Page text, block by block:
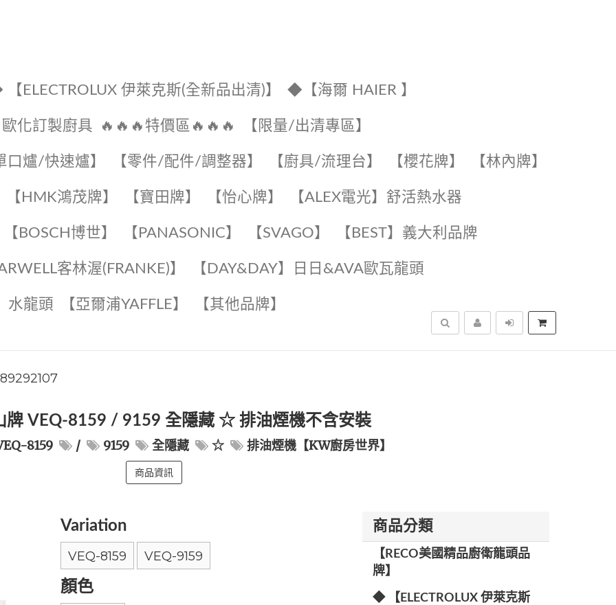
ELECTROLUX 伊萊克斯(全新品出清)】 ◆【海爾 HAIER 】
化訂製廚具 🔥🔥🔥特價區🔥🔥🔥 【限量/出清專區】
口爐/快速爐】 【零件/配件/調整器】 【廚具/流理台】 【櫻花牌】 【林內牌】
【HMK鴻茂牌】 【寶田牌】 ️【怡心牌】️ ️️【ALEX電光】舒活熱水器️️
【BOSCH博世】 ️【PANASONIC】️ ️【SVAGO】️ ️【BEST】️義大利品牌
客林渥(FRANKE)】️ ️【DAY&DAY】️日日&AVA歐瓦龍頭
水龍頭️ 【亞爾浦YAFFLE】 ️【其他品牌】️
搜尋
牌 VEQ-8159 / 9159 全隱藏 ☆ 排油煙機不含安裝
8159 / 9159 全隱藏 ☆ 排油煙機【KW廚房世界】
商品資訊
Variation
VEQ-8159 VEQ-9159
顏色
商品分類
【RECO美國精品廚衛龍頭品
牌】
◆ 【ELECTROLUX 伊萊克斯